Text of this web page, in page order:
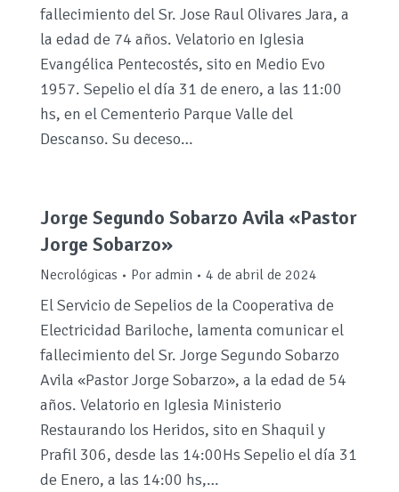
fallecimiento del Sr. Jose Raul Olivares Jara, a
la edad de 74 años. Velatorio en Iglesia
Evangélica Pentecostés, sito en Medio Evo
1957. Sepelio el día 31 de enero, a las 11:00
hs, en el Cementerio Parque Valle del
Descanso. Su deceso…
Jorge Segundo Sobarzo Avila «Pastor
Jorge Sobarzo»
Necrológicas Por admin 4 de abril de 2024
El Servicio de Sepelios de la Cooperativa de
Electricidad Bariloche, lamenta comunicar el
fallecimiento del Sr. Jorge Segundo Sobarzo
Avila «Pastor Jorge Sobarzo», a la edad de 54
años. Velatorio en Iglesia Ministerio
Restaurando los Heridos, sito en Shaquil y
Prafil 306, desde las 14:00Hs Sepelio el día 31
de Enero, a las 14:00 hs,…